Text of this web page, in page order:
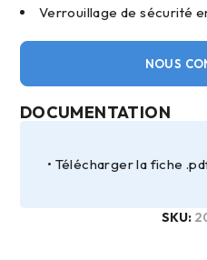
Verrouillage de sécurité
NOUS
DOCUMENTATION
Télécharger la fiche
SKU: